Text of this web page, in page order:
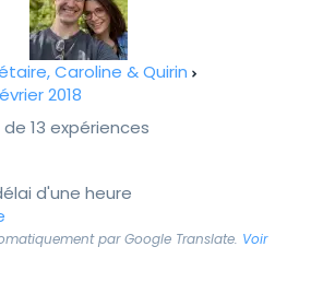
Caroline & Quirin
2018
13 expériences
d'une heure
par Google Translate. Voir